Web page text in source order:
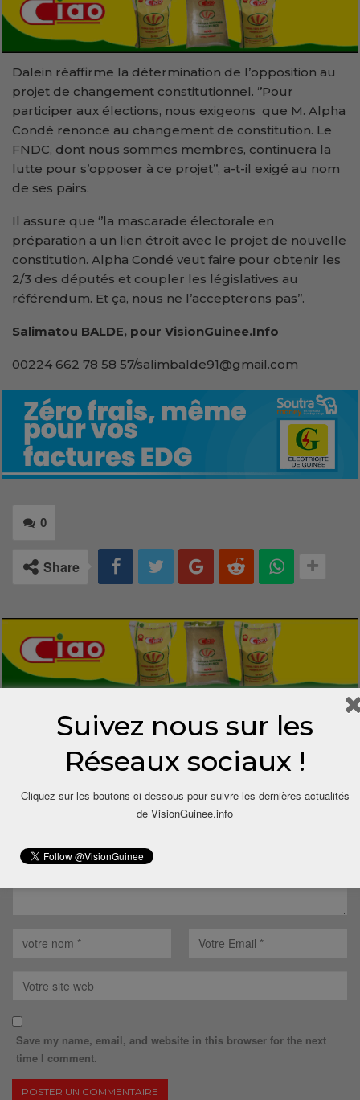
Dalein réaffirme la détermination de l’opposition au
projet de changement constitutionnel. ‘’Pour
participer aux élections, nous exigeons que M. Alpha
Condé renonce au changement de constitution. Le
FNDC, dont nous sommes membres, continuera la
lutte pour s’opposer à ce projet’’, a-t-il exigé au nom
de ses pairs.
Il assure que ‘’la mascarade électorale en
préparation a un lien étroit avec le projet de nouvelle
constitution. Alpha Condé veut faire pour obtenir les
2/3 des députés et coupler les législatives au
référendum. Et ça, nous ne l’accepterons pas’’.
Salimatou BALDE, pour VisionGuinee.Info
00224 662 78 58 57/salimbalde91@gmail.com
0
Share
LAISSER UN COMMENTAIRE
Votre adresse email ne sera pas publiée.
Save my name, email, and website in this browser for the next
time I comment.
Suivez nous sur les
Réseaux sociaux !
Cliquez sur les boutons ci-dessous pour suivre les dernières actualités
de VisionGuinee.info